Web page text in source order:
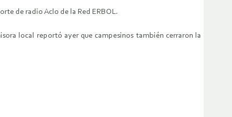
de radio Aclo de la Red ERBOL.
local reportó ayer que campesinos también cerraron la